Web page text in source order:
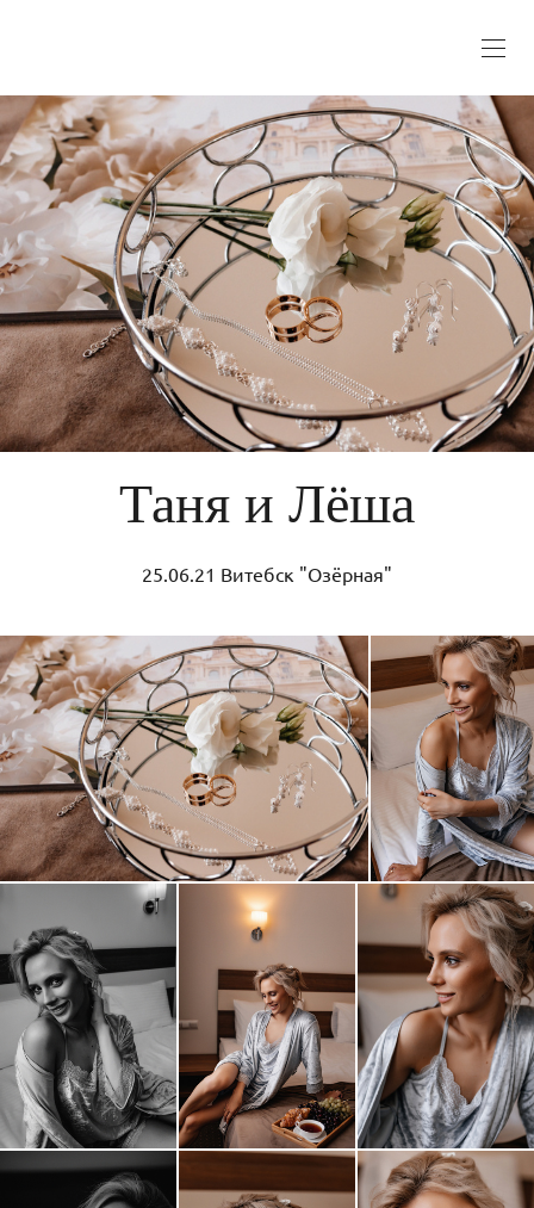
Таня и Лёша
25.06.21 Витебск "Озёрная"